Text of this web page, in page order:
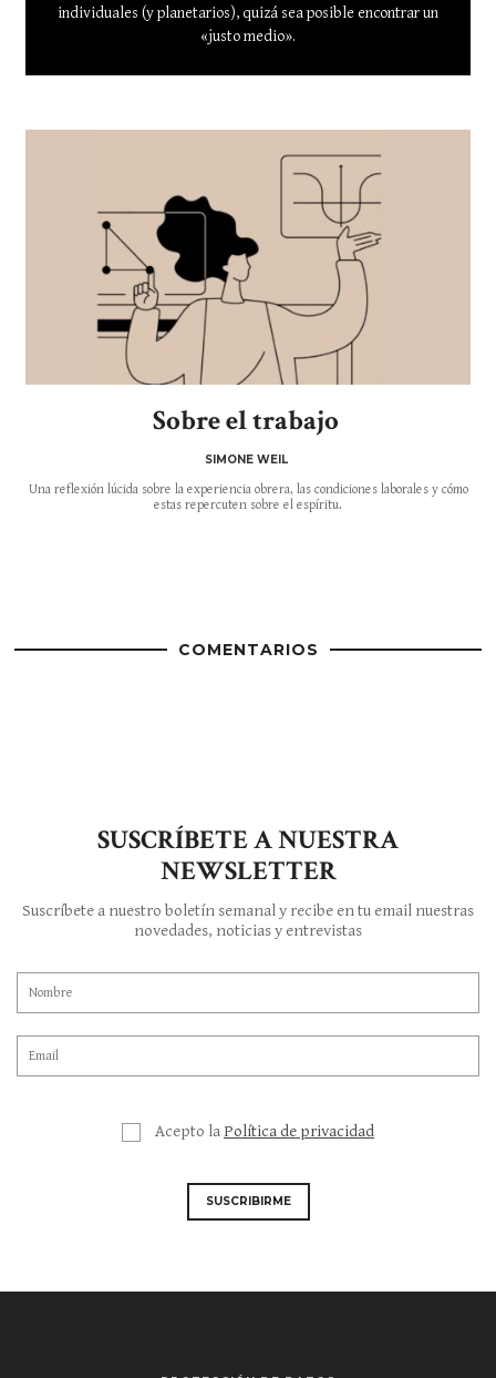
individuales (y planetarios), quizá sea posible encontrar un
«justo medio».
Sobre el trabajo
SIMONE WEIL
Una reflexión lúcida sobre la experiencia obrera, las condiciones laborales y cómo
estas repercuten sobre el espíritu.
COMENTARIOS
SUSCRÍBETE A NUESTRA
NEWSLETTER
Suscríbete a nuestro boletín semanal y recibe en tu email nuestras
novedades, noticias y entrevistas
Acepto la Política de privacidad
SUSCRIBIRME